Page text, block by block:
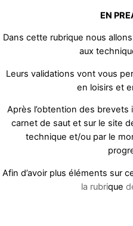
content
EN
Dans cette rubrique nous
aux
Leurs validations vont vous
en loisirs et
Après l’obtention des
carnet de saut et sur le site
technique et/ou par le
Afin d’avoir plus éléments sur
la rubrique